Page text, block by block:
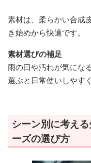
素材は、柔らかい合成
き始めから快適です。
素材選びの補足
雨の日や汚れが気にな
選ぶと日常使いしやす
シーン別に考え
ーズの選び方